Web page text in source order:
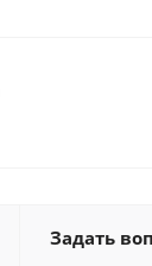
Задать